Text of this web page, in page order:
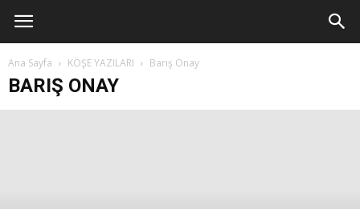
Ana Sayfa KÖŞE YAZILARI Barış Onay
BARIŞ ONAY